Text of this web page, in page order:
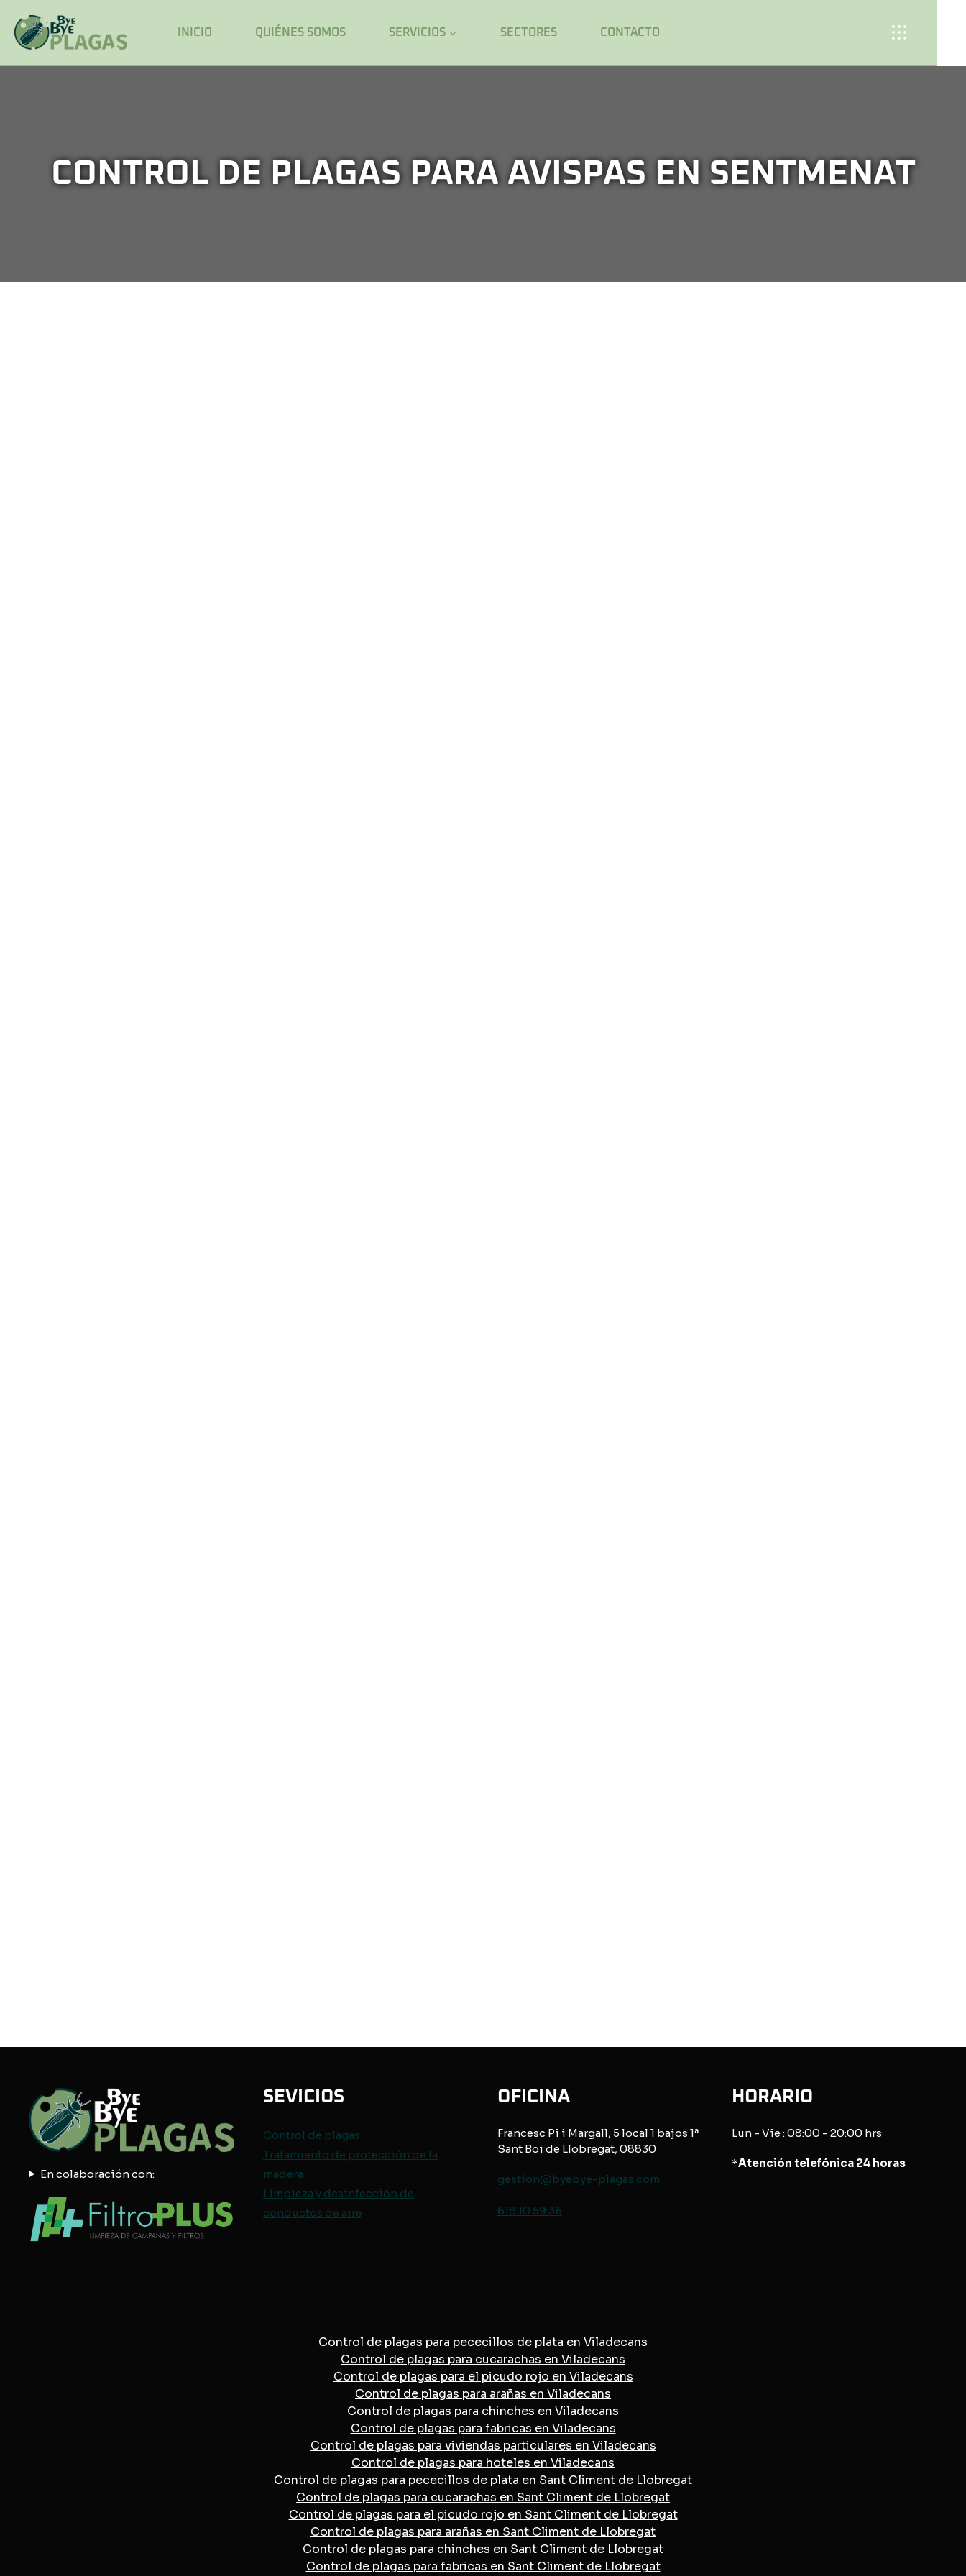
INICIO QUIÉNES SOMOS SERVICIOS SECTORES CONTACTO
CONTROL DE PLAGAS PARA AVISPAS EN SENTMENAT
En colaboración con:
SEVICIOS
Control de plagas
Tratamiento de protección de la
madera
Limpieza y desinfección de
conductos de aire
OFICINA
Francesc Pi i Margall, 5 local 1 bajos 1ª
Sant Boi de Llobregat, 08830
gestion@byebye-plagas.com
618 10 59 36
HORARIO
Lun - Vie : 08:00 - 20:00 hrs
*Atención telefónica 24 horas
Control de plagas para pececillos de plata en Viladecans
Control de plagas para cucarachas en Viladecans
Control de plagas para el picudo rojo en Viladecans
Control de plagas para arañas en Viladecans
Control de plagas para chinches en Viladecans
Control de plagas para fabricas en Viladecans
Control de plagas para viviendas particulares en Viladecans
Control de plagas para hoteles en Viladecans
Control de plagas para pececillos de plata en Sant Climent de Llobregat
Control de plagas para cucarachas en Sant Climent de Llobregat
Control de plagas para el picudo rojo en Sant Climent de Llobregat
Control de plagas para arañas en Sant Climent de Llobregat
Control de plagas para chinches en Sant Climent de Llobregat
Control de plagas para fabricas en Sant Climent de Llobregat